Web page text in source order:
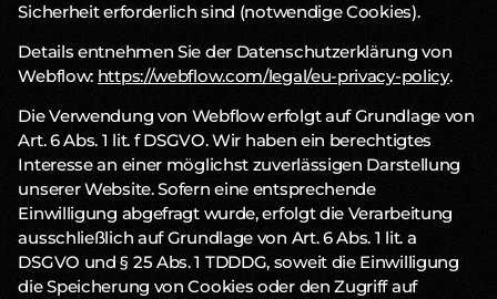
Sicherheit erforderlich sind (notwendige Cookies).
Details entnehmen Sie der Datenschutzerklärung von
Webflow: https://webflow.com/legal/eu-privacy-policy.
Die Verwendung von Webflow erfolgt auf Grundlage von
Art. 6 Abs. 1 lit. f DSGVO. Wir haben ein berechtigtes
Interesse an einer möglichst zuverlässigen Darstellung
unserer Website. Sofern eine entsprechende
Einwilligung abgefragt wurde, erfolgt die Verarbeitung
ausschließlich auf Grundlage von Art. 6 Abs. 1 lit. a
DSGVO und § 25 Abs. 1 TDDDG, soweit die Einwilligung
die Speicherung von Cookies oder den Zugriff auf